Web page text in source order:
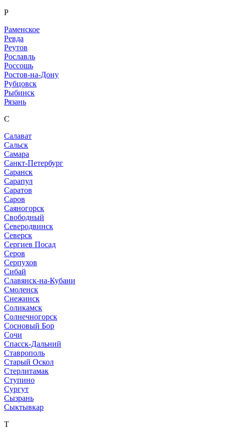
Р
Раменское
Ревда
Реутов
Рославль
Россошь
Ростов-на-Дону
Рубцовск
Рыбинск
Рязань
С
Салават
Сальск
Самара
Санкт-Петербург
Саранск
Сарапул
Саратов
Саров
Саяногорск
Свободный
Северодвинск
Северск
Сергиев Посад
Серов
Серпухов
Сибай
Славянск-на-Кубани
Смоленск
Снежинск
Соликамск
Солнечногорск
Сосновый Бор
Сочи
Спасск-Дальний
Ставрополь
Старый Оскол
Стерлитамак
Ступино
Сургут
Сызрань
Сыктывкар
Т